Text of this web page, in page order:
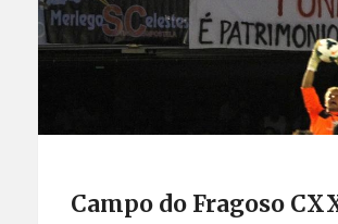
Campo do Fragoso